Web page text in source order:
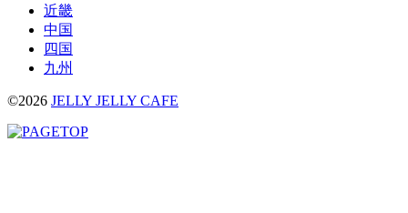
近畿
中国
四国
九州
©2026 JELLY JELLY CAFE